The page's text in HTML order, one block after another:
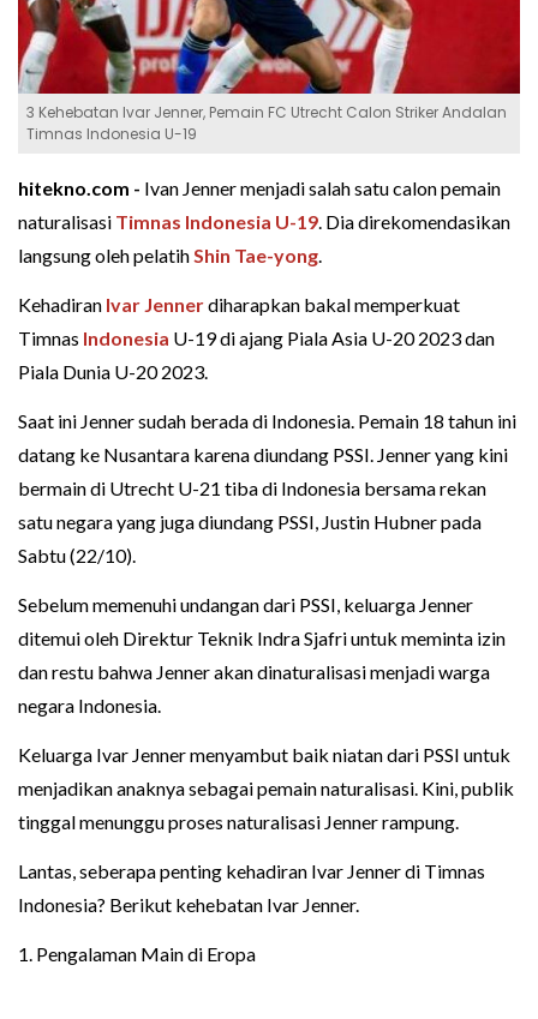
3 Kehebatan Ivar Jenner, Pemain FC Utrecht Calon Striker Andalan
Timnas Indonesia U-19
hitekno.com - Ivan Jenner menjadi salah satu calon pemain
naturalisasi Timnas Indonesia U-19. Dia direkomendasikan
langsung oleh pelatihShin Tae-yong.
Kehadiran Ivar Jennerdiharapkan bakal memperkuat
Timnas Indonesia U-19 di ajang Piala Asia U-20 2023 dan
Piala Dunia U-20 2023.
Saat ini Jenner sudah berada di Indonesia. Pemain 18 tahun ini
datang ke Nusantara karena diundang PSSI. Jenner yang kini
bermain di Utrecht U-21 tiba di Indonesia bersama rekan
satu negara yang juga diundang PSSI, Justin Hubner pada
Sabtu (22/10).
Sebelum memenuhi undangan dari PSSI, keluarga Jenner
ditemui oleh Direktur Teknik Indra Sjafri untuk meminta izin
dan restu bahwa Jenner akan dinaturalisasi menjadi warga
negara Indonesia.
Keluarga Ivar Jenner menyambut baik niatan dari PSSI untuk
menjadikan anaknya sebagai pemain naturalisasi. Kini, publik
tinggal menunggu proses naturalisasi Jenner rampung.
Lantas, seberapa penting kehadiran Ivar Jenner di Timnas
Indonesia? Berikut kehebatan Ivar Jenner.
1. Pengalaman Main di Eropa